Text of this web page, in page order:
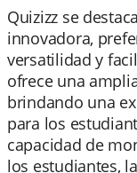
Quizizz se
innovadora,
versatilidad y
ofrece una
brindando una
para los
capacidad de
los estudiantes,